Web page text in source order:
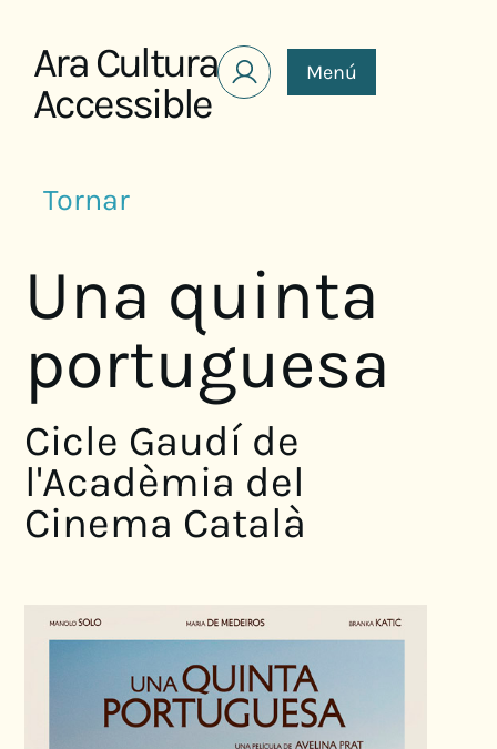
Ara Cultura
Accessible
Menú
Tornar
Una quinta
portuguesa
Cicle Gaudí de
l'Acadèmia del
Cinema Català